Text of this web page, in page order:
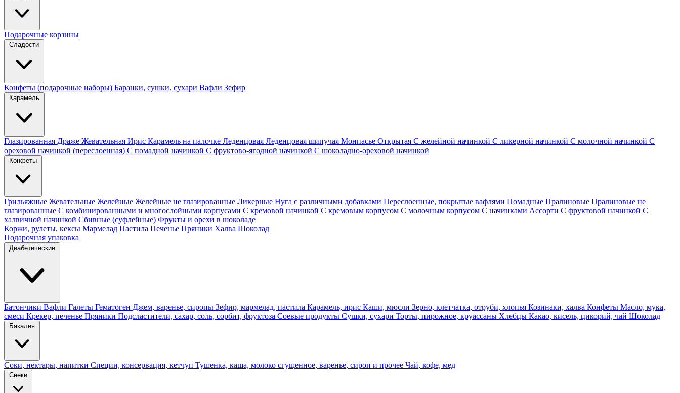
Подарочные корзины
Сладости
Конфеты (подарочные наборы) Баранки, сушки, сухари Вафли Зефир
Карамель
Глазированная Драже Жевательная Ирис Карамель на палочке Леденцовая Леденцовая шипучая Монпасье Открытая С желейной начинкой С ликерной начинкой С молочной начинкой С
ореховой начинкой (переслоенная) С помадной начинкой С фруктово-ягодной начинкой С шоколадно-ореховой начинкой
Конфеты
Грильяжные Жевательные Желейные Желейные не глазированные Ликерные Нуга с различными добавками Переслоенные, покрытые вафлями Помадные Пралиновые Пралиновые не
глазированные С комбинированными и многослойными корпусами С кремовой начинкой С кремовым корпусом С молочным корпусом С начинками Ассорти С фруктовой начинкой С
халвичной начинкой Сбивные (суфлейные) Фрукты и орехи в шоколаде
Коржи, рулеты, кексы Мармелад Пастила Печенье Пряники Халва Шоколад
Подарочная упаковка
Диабетические
Батончики Вафли Галеты Гематоген Джем, варенье, сиропы Зефир, мармелад, пастила Карамель, ирис Каши, мюсли Зерно, клетчатка, отруби, хлопья Козинаки, халва Конфеты Масло, мука,
смеси Крекер, печенье Пряники Подсластители, сахар, соль, сорбит, фруктоза Соевые продукты Сушки, сухари Торты, пирожное, круассаны Хлебцы Какао, кисель, цикорий, чай Шоколад
Бакалея
Соки, нектары, напитки Специи, консервация, кетчуп Тушенка, каша, молоко сгущенное, варенье, сироп и прочее Чай, кофе, мед
Снеки